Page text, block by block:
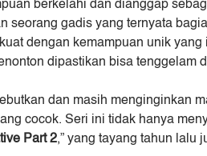
berkelahi dan dianggap
seorang gadis yang ternyata
dengan kemampuan unik yang
dipastikan bisa tenggelam
dan masih menginginkan
cocok. Seri ini tidak hanya
Part 2,” yang tayang tahun lalu